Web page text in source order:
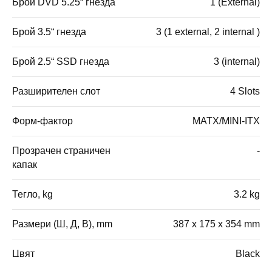
Брой DVD 5.25“ гнезда 1 (External)
Брой 3.5“ гнезда 3 (1 external, 2 internal )
Брой 2.5“ SSD гнезда 3 (internal)
Разширителен слот 4 Slots
Форм-фактор MATX/MINI-ITX
Прозрачен страничен
капак
-
Тегло, kg 3.2 kg
Размери (Ш, Д, В), mm 387 x 175 x 354 mm
Цвят Black